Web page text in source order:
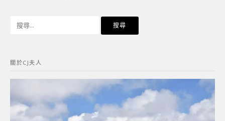
字:
關於CJ夫人